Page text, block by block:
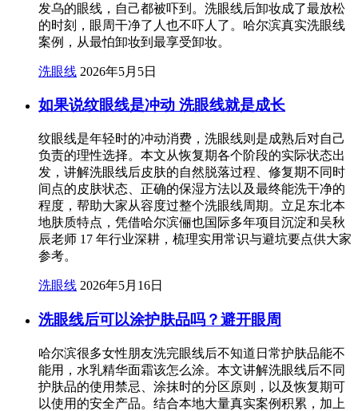
发乌的眼线，自己都被吓到。洗眼线后卸妆成了最放松
的时刻，眼周干净了人也不吓人了。哈尔滨真实洗眼线
案例，从最怕卸妆到最享受卸妆。
洗眼线 2026年5月5日
如果说纹眼线是冲动 洗眼线就是成长
纹眼线是年轻时的冲动消费，洗眼线则是成熟后对自己
负责的理性选择。本文从恢复期各个阶段的实际状态出
发，讲解洗眼线后皮肤的自然脱落过程、修复期不同时
间点的皮肤状态、正确的保湿方法以及最终能洗干净的
程度，帮助大家从容度过整个洗眼线周期。立足东北本
地肤质特点，凭借哈尔滨俪也国际多年项目沉淀和吴秋
辰老师 17 年行业深耕，梳理实用常识与避坑要点供大家
参考。
洗眼线 2026年5月16日
洗眼线后可以涂护肤品吗？避开眼周
哈尔滨很多女性朋友洗完眼线后不知道日常护肤品能不
能用，水乳精华面霜该怎么涂。本文讲解洗眼线后不同
护肤品的使用禁忌、涂抹时的分区原则，以及恢复期可
以使用的安全产品。结合本地大量真实案例积累，加上